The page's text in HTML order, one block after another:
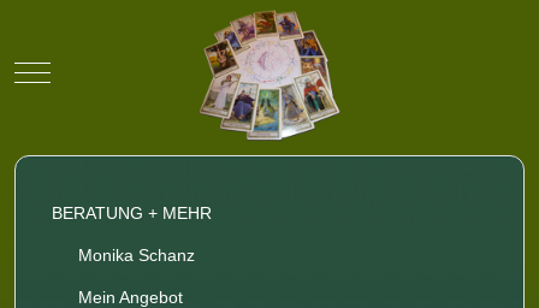
Mobile Menu Toggle
BERATUNG + MEHR
Monika Schanz
Mein Angebot